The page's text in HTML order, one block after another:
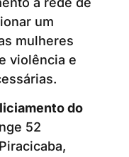
um
mulheres
violência e
do
52